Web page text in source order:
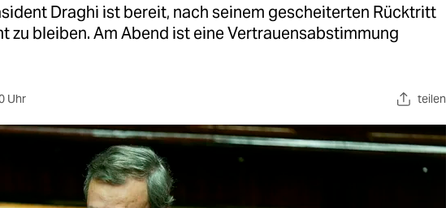
Draghi ist bereit, nach seinem gescheiterten Rücktritt
zu bleiben. Am Abend ist eine Vertrauensabstimmung
Uhr teilen